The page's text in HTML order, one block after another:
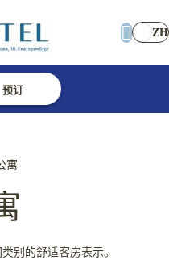
ZH
预订
寓
别的舒适客房表示。